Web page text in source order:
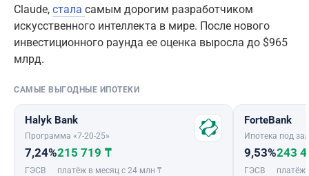
Claude, стала самым дорогим разработчиком
искусственного интеллекта в мире. После нового
инвестиционного раунда ее оценка выросла до $965
млрд.
САМЫЕ ВЫГОДНЫЕ ИПОТЕКИ
Halyk Bank
Программа «7-20-25»
7,24%
ГЭСВ
215 719 ₸
платёж в месяц с 24 млн ₸
ForteBank
Ипотека под
9,53%
ГЭСВ
243
платёж